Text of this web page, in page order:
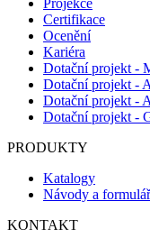
Projekce
Certifikace
Ocenění
Kariéra
Dotační projekt -
Dotační projekt -
Dotační projekt -
Dotační projekt -
PRODUKTY
Katalogy
Návody a
KONTAKT